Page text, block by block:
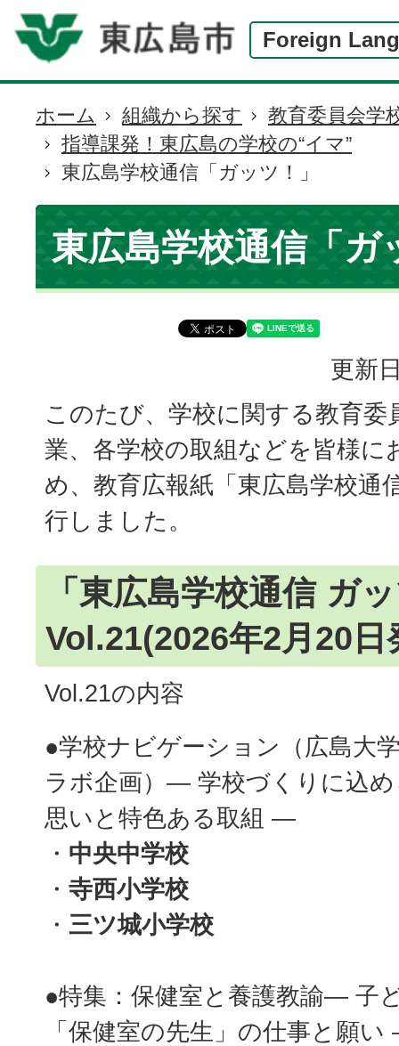
Foreign
現
在
の
位
置
ホーム 組織から探す
教育委員会学
指導課発！東広島の学校の“イマ”
東広島学校通信「ガッツ！」
東広島学校通信「ガ
更新
このたび、学校に関する教育委
業、各学校の取組などを皆様に
め、教育広報紙「東広島学校通
行しました。
「東広島学校通信 ガ
Vol.21(2026年2月20日
Vol.21の内容
●学校ナビゲーション（広島大
ラボ企画）― 学校づくりに込
思いと特色ある取組 ―
・ 中央中学校
・ 寺西小学校
・ 三ツ城小学校
●特集：保健室と養護教諭― 子
「保健室の先生」の仕事と願